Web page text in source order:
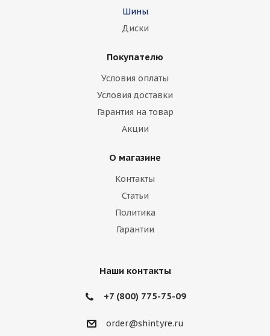
Шины
Диски
Покупателю
Условия оплаты
Условия доставки
Гарантия на товар
Акции
О магазине
Контакты
Статьи
Политика
Гарантии
Наши контакты
+7 (800) 775-75-09
order@shintyre.ru